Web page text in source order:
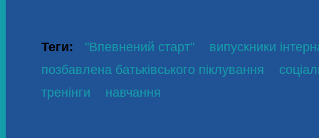
Теги: "Впевнений старт"
випускники
позбавлена батьківського піклування
тренінги
навчання